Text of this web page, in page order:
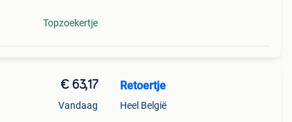
Topzoekertje
€ 63,17
Vandaag
Retoertje
Heel België